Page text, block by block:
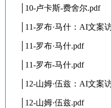
│10-卢卡斯-费舍尔.pdf
│11-罗布·马什：AI文案
│11-罗布·马什.pdf
│11-罗布-马什.pdf
│12-山姆·伍兹：AI文案
│12-山姆·伍兹.pdf